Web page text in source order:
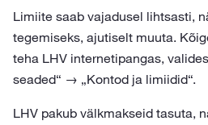
Limiite saab vajadusel lihtsasti,
tegemiseks, ajutiselt muuta.
teha LHV internetipangas,
seaded“ → „Kontod ja limiidid“.
LHV pakub välkmakseid tasuta,